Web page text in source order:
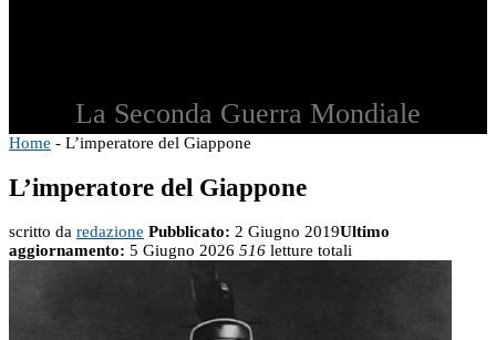
La Seconda Guerra Mondiale
Home - L’imperatore del Giappone
L’imperatore del Giappone
scritto da redazione Pubblicato: 2 Giugno 2019Ultimo
aggiornamento: 5 Giugno 2026 516 letture totali